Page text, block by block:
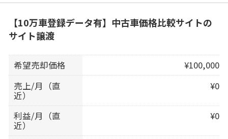
【10万車登録データ有】中古車価格比較サイトの
サイト譲渡
希望売却価格
¥100,000
売上/月（直
近）
¥0
利益/月（直
近）
¥0